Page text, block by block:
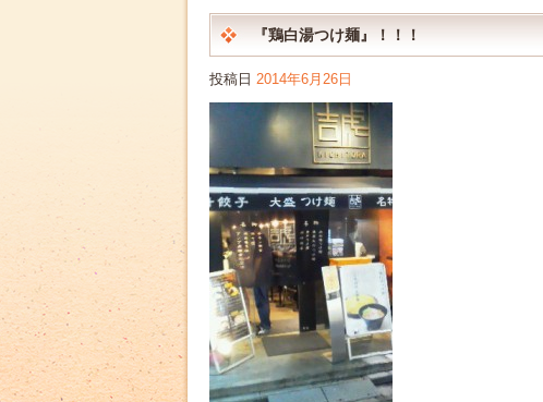
『鶏白湯つけ麺』！！！
投稿日 2014年6月26日